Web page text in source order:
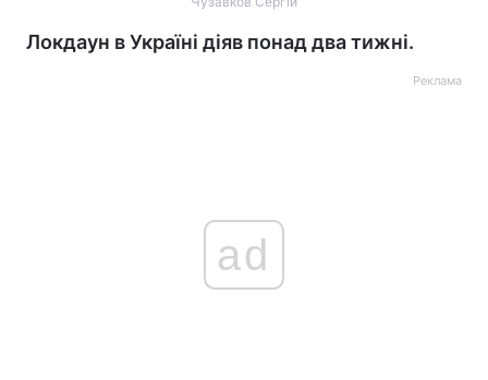
Локдаун в Україні діяв понад два тижні.
Реклама
ad